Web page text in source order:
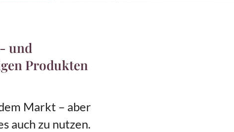
und
Produkten
Markt – aber
auch zu nutzen.